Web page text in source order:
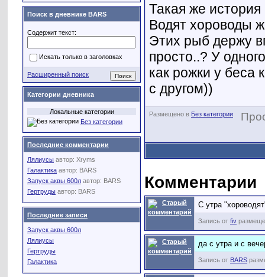
Такая же история
Водят хороводы
Этих рыб держу
просто..? У
как рожки у беса
с другом))
Размещено в Без категории
Комментарии
С утра
Запись от fiv
да с утра и с
Запись от BARS
Поиск в дневнике BARS
Содержит текст:
Искать только в заголовках
Расширенный поиск
Категории дневника
Локальные категории
Без категории
Последние комментарии
Лялиусы автор: Xryms
Галактика автор: BARS
Запуск аквы 600л автор: BARS
Гертруды автор: BARS
Последние записи
Запуск аквы 600л
Лялиусы
Гертруды
Галактика